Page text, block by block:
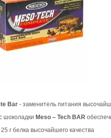
Bar - заменитель питания
шоколадки Meso – Tech BAR
г белка высочайшего качества